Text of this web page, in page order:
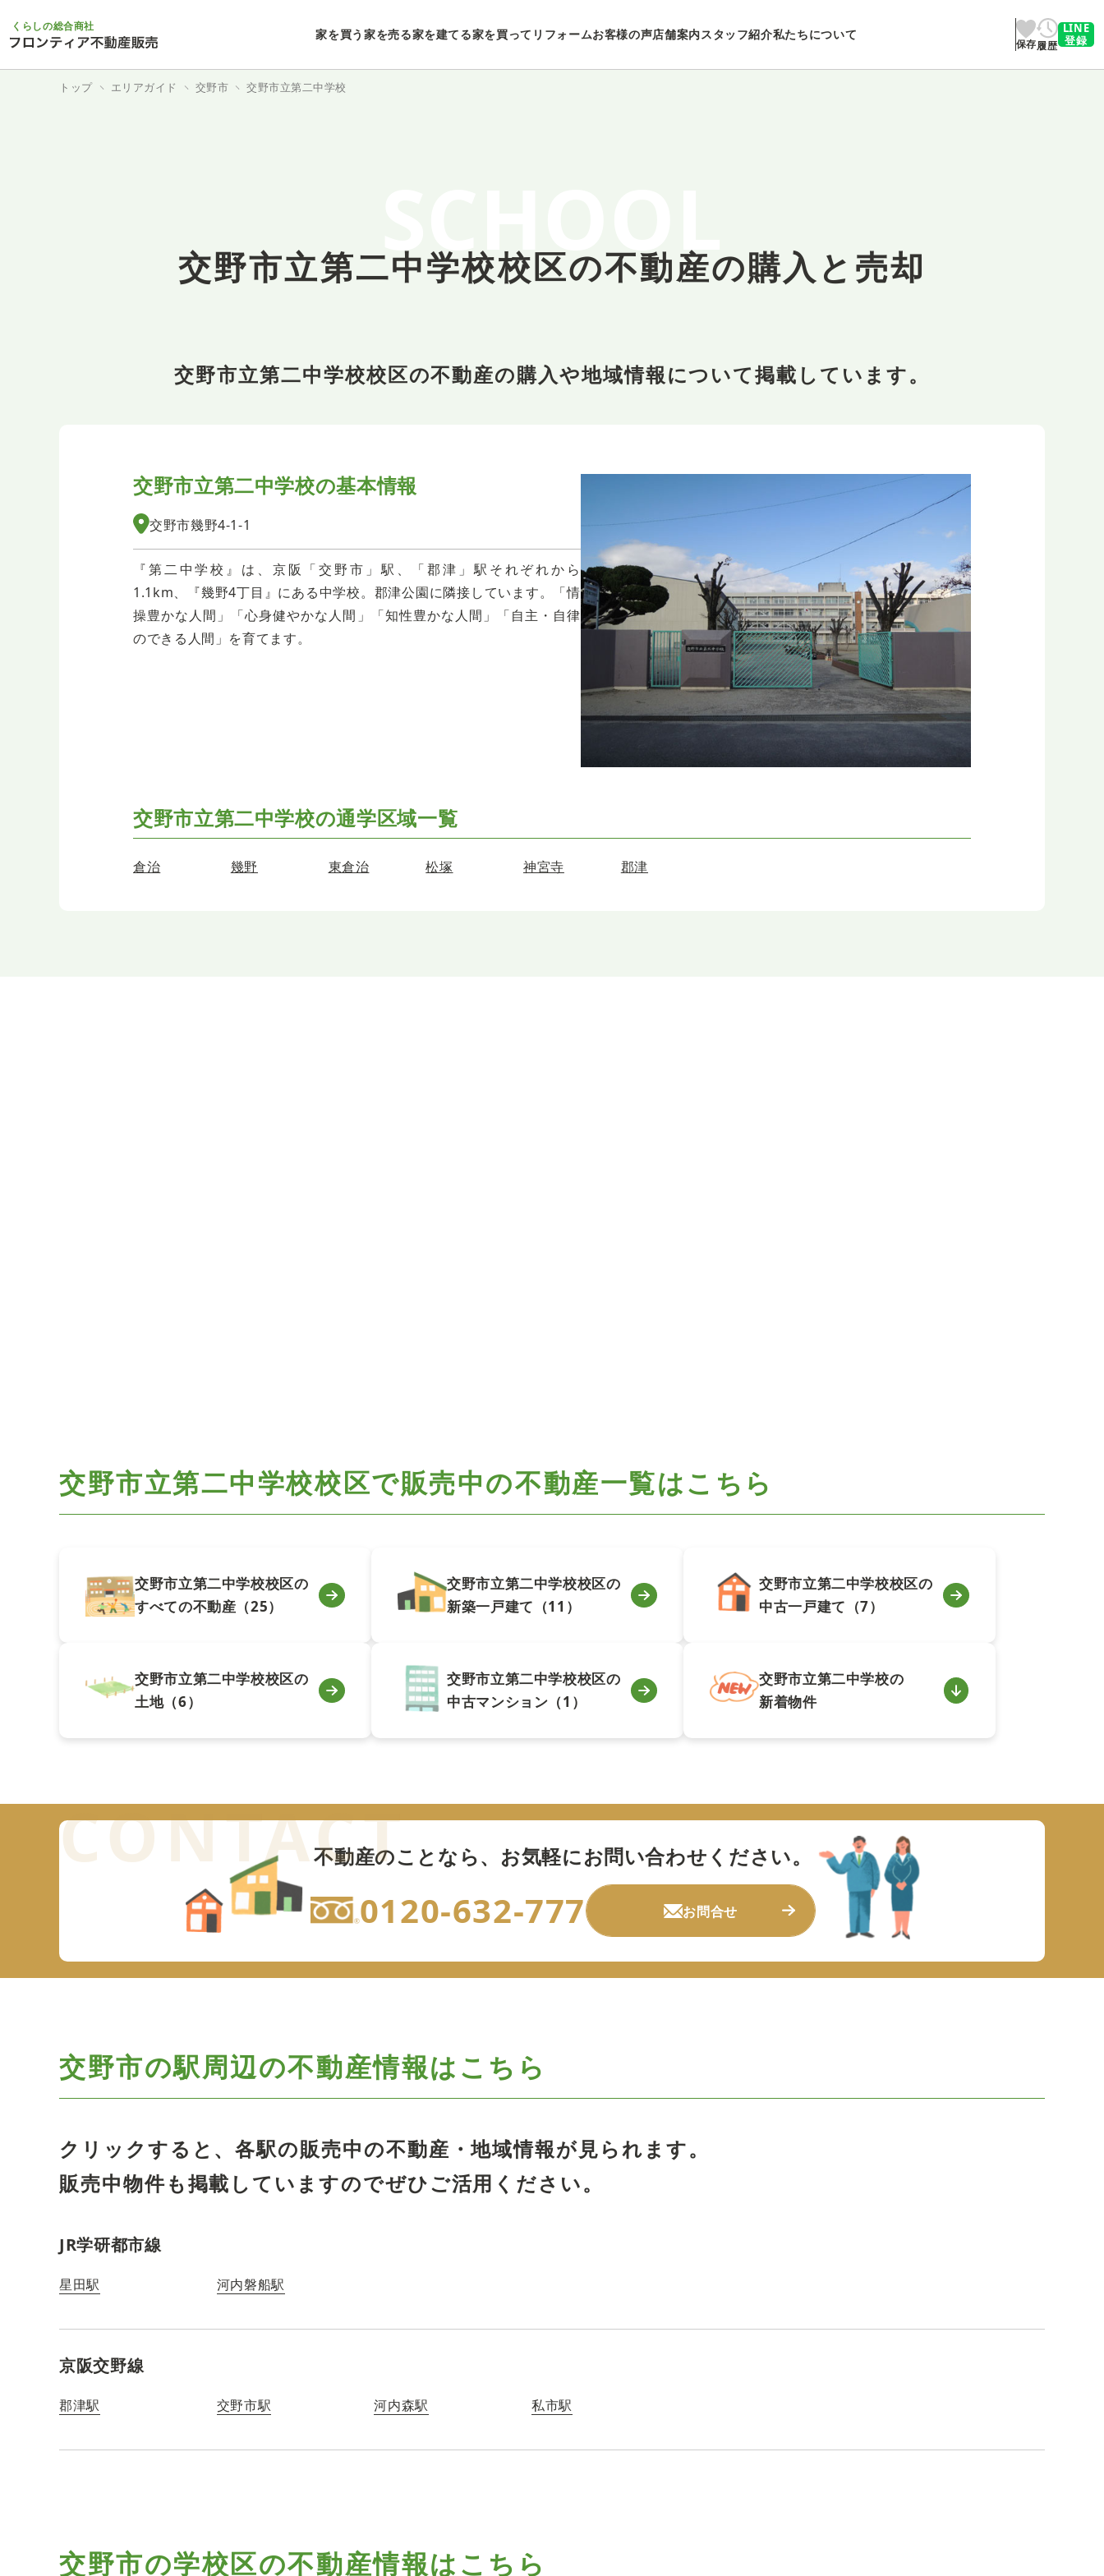
くらしの総合商社
家を買う 家を売る家を建てる家を買ってリフォームお客様の声店舗案内スタッフ紹介私たちについて
保存履歴
LINE
登録
トップ エリアガイド 交野市 交野市立第二中学校
SCHOOL
交野市立第二中学校校区の不動産の購入と売却
交野市立第二中学校校区の不動産の購入や地域情報について掲載しています。
交野市立第二中学校の基本情報
交野市幾野4-1-1
『第二中学校』は、京阪「交野市」駅、「郡津」駅それぞれから
1.1km、『幾野4丁目』にある中学校。郡津公園に隣接しています。「情
操豊かな人間」「心身健やかな人間」「知性豊かな人間」「自主・自律
のできる人間」を育てます。
交野市立第二中学校の通学区域一覧
倉治 幾野 東倉治 松塚 神宮寺 郡津
交野市立第二中学校校区で販売中の不動産一覧はこちら
交野市立第二中学校校区の
すべての不動産（25）
交野市立第二中学校校区の
新築一戸建て（11）
交野市立第二中学校校区の
中古一戸建て（7）
交野市立第二中学校校区の
土地（6）
交野市立第二中学校校区の
中古マンション（1）
交野市立第二中学校の
新着物件
不動産のことなら、 お気軽にお問い合わせください。
0120-632-777 お問合せ
交野市の駅周辺の不動産情報はこちら
クリックすると、各駅の販売中の不動産・地域情報が見られます。
販売中物件も掲載していますのでぜひご活用ください。
JR学研都市線
星田駅 河内磐船駅
京阪交野線
郡津駅 交野市駅 河内森駅 私市駅
交野市の学校区の不動産情報はこちら